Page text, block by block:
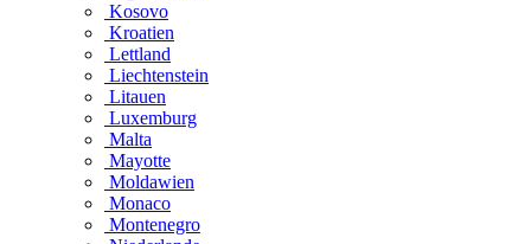
Kosovo
Kroatien
Lettland
Liechtenstein
Litauen
Luxemburg
Malta
Mayotte
Moldawien
Monaco
Montenegro